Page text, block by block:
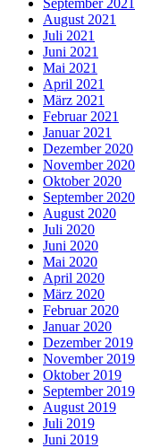
September 2021
August 2021
Juli 2021
Juni 2021
Mai 2021
April 2021
März 2021
Februar 2021
Januar 2021
Dezember 2020
November 2020
Oktober 2020
September 2020
August 2020
Juli 2020
Juni 2020
Mai 2020
April 2020
März 2020
Februar 2020
Januar 2020
Dezember 2019
November 2019
Oktober 2019
September 2019
August 2019
Juli 2019
Juni 2019